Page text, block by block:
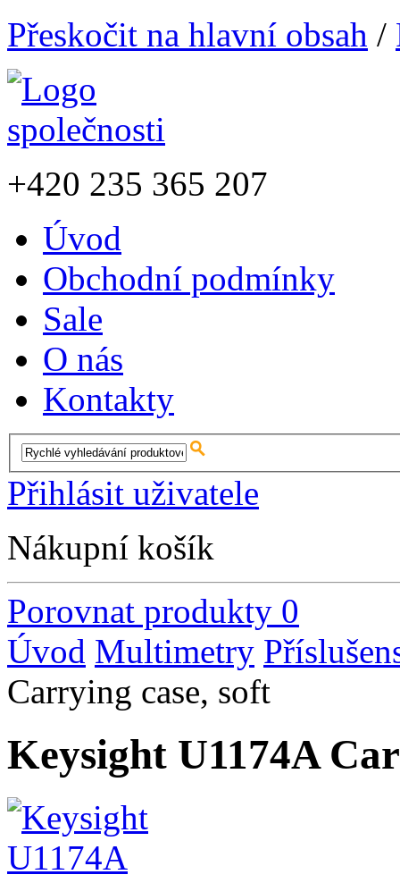
Přeskočit na hlavní obsah /
+420 235 365 207
Úvod
Obchodní podmínky
Sale
O nás
Kontakty
Přihlásit uživatele
Nákupní košík
Porovnat produkty 0
Úvod Multimetry
Carrying case, soft
Keysight U1174A